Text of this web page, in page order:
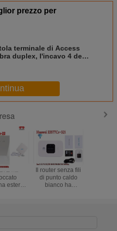
prezzo per
terminale di Access
duplex, l'incavo 4 della
ha
esterna
Il router senza fili
di punto caldo
bianco ha